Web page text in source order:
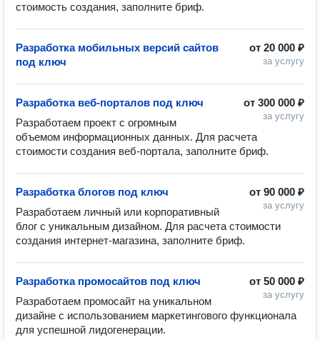
стоимость создания, заполните бриф.
от 20 000 ₽
за услугу
Разработка мобильных версий сайтов
под ключ
от 300 000 ₽
за услугу
Разработка веб-порталов под ключ
Разработаем проект с огромным
объемом информационных данных. Для расчета
стоимости создания веб-портала, заполните бриф.
от 90 000 ₽
за услугу
Разработка блогов под ключ
Разработаем личный или корпоративный
блог с уникальным дизайном. Для расчета стоимости
создания интернет-магазина, заполните бриф.
от 50 000 ₽
за услугу
Разработка промосайтов под ключ
Разработаем промосайт на уникальном
дизайне с использованием маркетингового функционала
для успешной лидогенерации.